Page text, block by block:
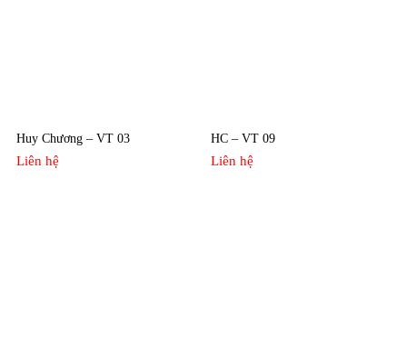
Huy Chương – VT 03
Liên hệ
HC – VT 09
Liên hệ